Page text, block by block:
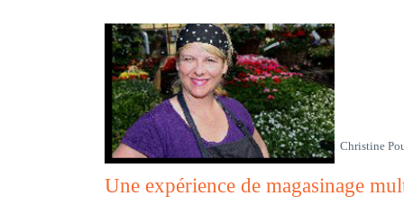
Christine
Une expérience de magasinage